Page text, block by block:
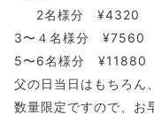
2名様分 ¥4320
3〜４名様分 ¥7560
5〜6名様分 ¥11880
父の日当日はもちろん
数量限定ですので、お